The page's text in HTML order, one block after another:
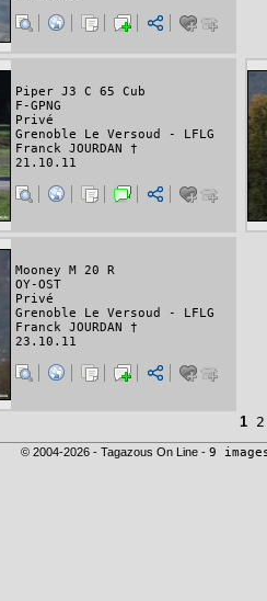
Piper J3 C 65 Cub
F-GPNG
Privé
Grenoble Le Versoud - LFLG
Franck JOURDAN †
21.10.11
Mooney M 20 R
OY-OST
Privé
Grenoble Le Versoud - LFLG
Franck JOURDAN †
23.10.11
1 2
© 2004-2026 - Tagazous On Line - 9